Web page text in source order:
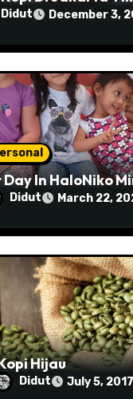
Didut December 3,
Day In HaloNiko
Didut March 22,
Hijau
Didut July 5, 2017